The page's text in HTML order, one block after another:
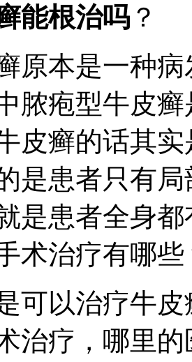
能根治吗 ？
本是一种病
脓疱型牛皮
皮癣的话其
是患者只有
是患者全身
术治疗有哪些
以治疗牛皮
治疗，哪里